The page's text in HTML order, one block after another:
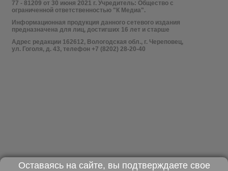
77 - 81209 от 30 июня 2021 г. Учредитель: Общество с
ограниченной ответственностью "К Медиа".
Информационная продукция данного сетевого издания
предназначена для лиц, достигших 16 лет и старше
Адрес редакции 162612, Вологодская обл., г. Череповец,
ул. Гоголя, д. 43, телефон +7 (8202) 28-20-40
Оставаясь на сайте, вы подтверждаете свое